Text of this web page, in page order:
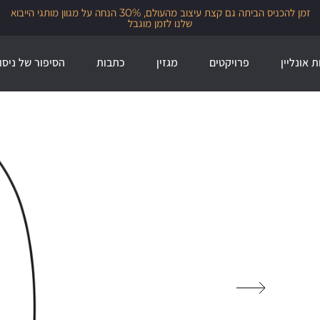
זמן להכניס הביתה גם קצת עיצוב מהעולם, 30% הנחה על מגוון מותגי הייבוא
שלנו לזמן מוגבל
אונליין פרויקטים מגזין כתבות הסיפור של ניסו